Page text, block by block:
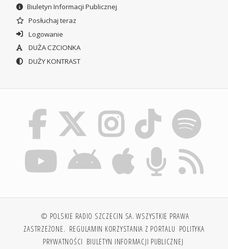
Biuletyn Informacji Publicznej
Posłuchaj teraz
Logowanie
DUŻA CZCIONKA
DUŻY KONTRAST
© POLSKIE RADIO SZCZECIN SA. WSZYSTKIE PRAWA
ZASTRZEŻONE. REGULAMIN KORZYSTANIA Z PORTALU POLITYKA
PRYWATNOŚCI BIULETYN INFORMACJI PUBLICZNEJ